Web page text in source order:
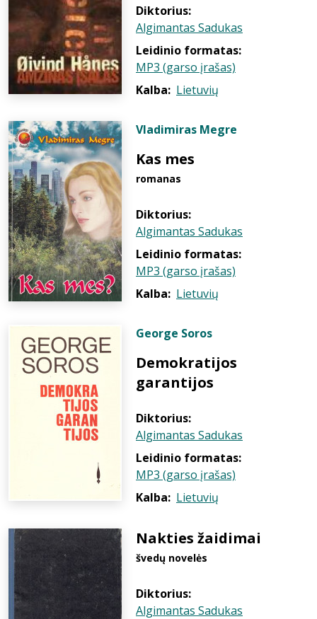
Diktorius:
Algimantas Sadukas
Leidinio formatas:
MP3 (garso įrašas)
Kalba: Lietuvių
Vladimiras Megre
Kas mes
romanas
Diktorius:
Algimantas Sadukas
Leidinio formatas:
MP3 (garso įrašas)
Kalba: Lietuvių
George Soros
Demokratijos
garantijos
Diktorius:
Algimantas Sadukas
Leidinio formatas:
MP3 (garso įrašas)
Kalba: Lietuvių
Nakties žaidimai
švedų novelės
Diktorius:
Algimantas Sadukas